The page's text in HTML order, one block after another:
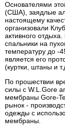
Основателями
(США), заядлые
настоящему
организовали
активного
спальники на
температуру до -
является его
(куртки, штаны и
По прошествии
силы с W.L.Gore
мембраны Gore-
рынок -
одежды с
мембраны.